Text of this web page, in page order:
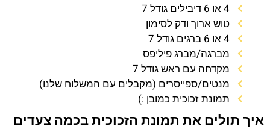
4 או 6 דיבילים גודל 7
טוש ארוך ודק לסימון
4 או 6 ברגים גודל 7
מברגה/מברג פיליפס
מקדחה עם ראש גודל 7
מנטים/ספייסרים (מקבלים עם המשלוח שלנו)
תמונת זכוכית כמובן :)
איך תולים את תמונת הזכוכית בכמה צעדים